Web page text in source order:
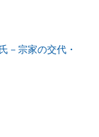
－宗家の交代・